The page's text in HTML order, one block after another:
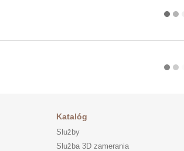
Katalóg
Služby
Služba 3D zamerania